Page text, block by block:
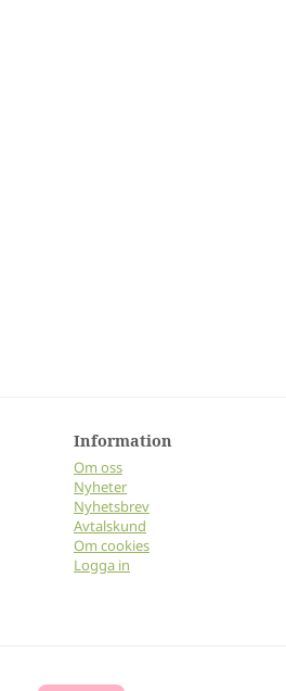
Information
Om oss
Nyheter
Nyhetsbrev
Avtalskund
Om cookies
Logga in